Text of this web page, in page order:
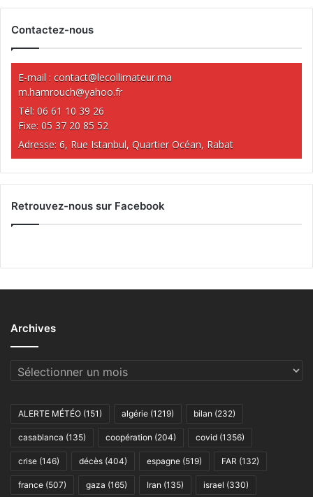
Contactez-nous
E-mail : contact@lecollimateur.ma
m.hamrouch@yahoo.fr
Tél: 06 61 10 39 26
Fixe: 05 37 20 85 52
Adresse: 6, Rue Istanbul, Quartier Océan, Rabat
Retrouvez-nous sur Facebook
Archives
Archives
ALERTE MÉTÉO (151) algérie (1219) bilan (232)
casablanca (135) coopération (204) covid (1356)
crise (146) décès (404) espagne (519) FAR (132)
france (507) gaza (165) Iran (135) israel (330)